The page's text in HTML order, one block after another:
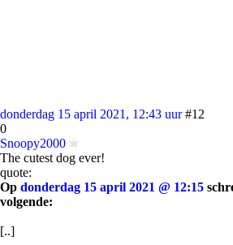
donderdag 15 april 2021, 12:43 uur #12
0
Snoopy2000
The cutest dog ever!
quote:
Op donderdag 15 april 2021 @ 12:15
volgende:
[..]